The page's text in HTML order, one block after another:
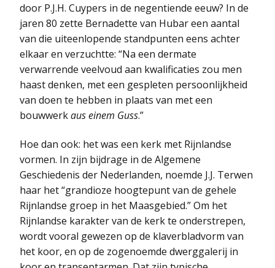
door P.J.H. Cuypers in de negentiende eeuw? In de
jaren 80 zette Bernadette van Hubar een aantal
van die uiteenlopende standpunten eens achter
elkaar en verzuchtte: “Na een dermate
verwarrende veelvoud aan kwalificaties zou men
haast denken, met een gespleten persoonlijkheid
van doen te hebben in plaats van met een
bouwwerkaus einem Guss.”
Hoe dan ook: het was een kerk met Rijnlandse
vormen. In zijn bijdrage in de Algemene
Geschiedenis der Nederlanden, noemde J.J. Terwen
haar het “grandioze hoogtepunt van de gehele
Rijnlandse groep in het Maasgebied.” Om het
Rijnlandse karakter van de kerk te onderstrepen,
wordt vooral gewezen op de klaverbladvorm van
het koor, en op de zogenoemde dwerggalerij in